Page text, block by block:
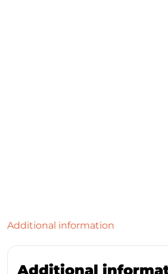
Additional information
Additional